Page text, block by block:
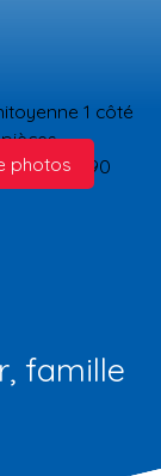
photos
famille